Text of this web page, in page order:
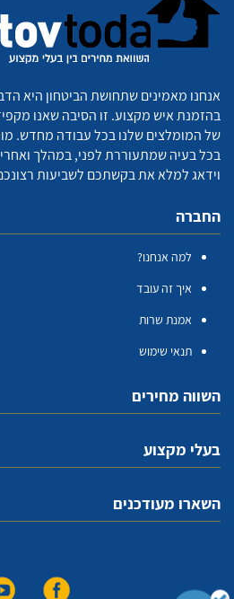
אנחנו מאמינים שתחושת הביטחון היא
בהזמנת איש מקצוע. זו הסיבה שאנו
של המומלצים שלנו בכל עבודה מחדש.
בכל בעיה שמתעוררת לפני, במהלך
וידאג למלא את בקשתכם לשביעות
החברה
למה אנחנו?
איך זה עובד
אמנת שרות
תנאי שימוש
השווה מחירים
בעלי מקצוע
השארו מעודכנים